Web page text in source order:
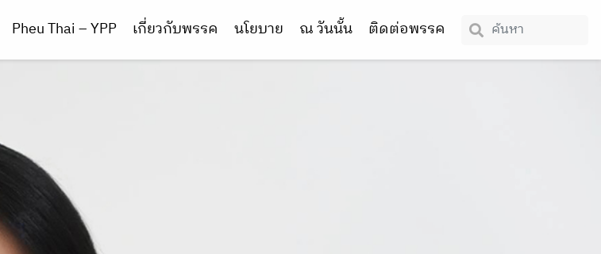
Pheu Thai – YPP เกี่ยวกับพรรค นโยบาย ณ วันนั้น ติดต่อพรรค